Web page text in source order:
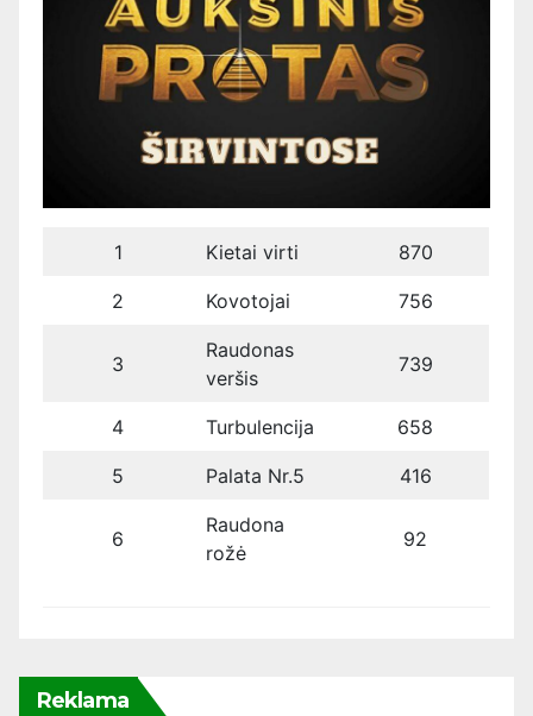
1 Kietai virti 870
2 Kovotojai 756
3
Raudonas
veršis
739
4 Turbulencija 658
5 Palata Nr.5 416
6
Raudona
rožė
92
Reklama